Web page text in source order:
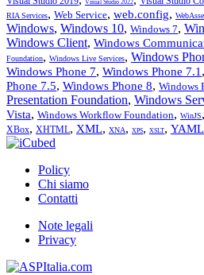
Visual Studio 2022
RIA Services, Web Service, web.config,
Windows, Windows 10, Windows 7,
Windows Client, Windows
Foundation, Windows Live Services, Windows
Windows Phone 7, Windows Phone 7.1,
Phone 7.5, Windows Phone 8, Windows
Presentation Foundation, Windows
Vista, Windows Workflow Foundation, WinJS,
XBox, XHTML, XML, XNA, XPS, XSLT, YAML
Policy
Chi siamo
Contatti
Note legali
Privacy